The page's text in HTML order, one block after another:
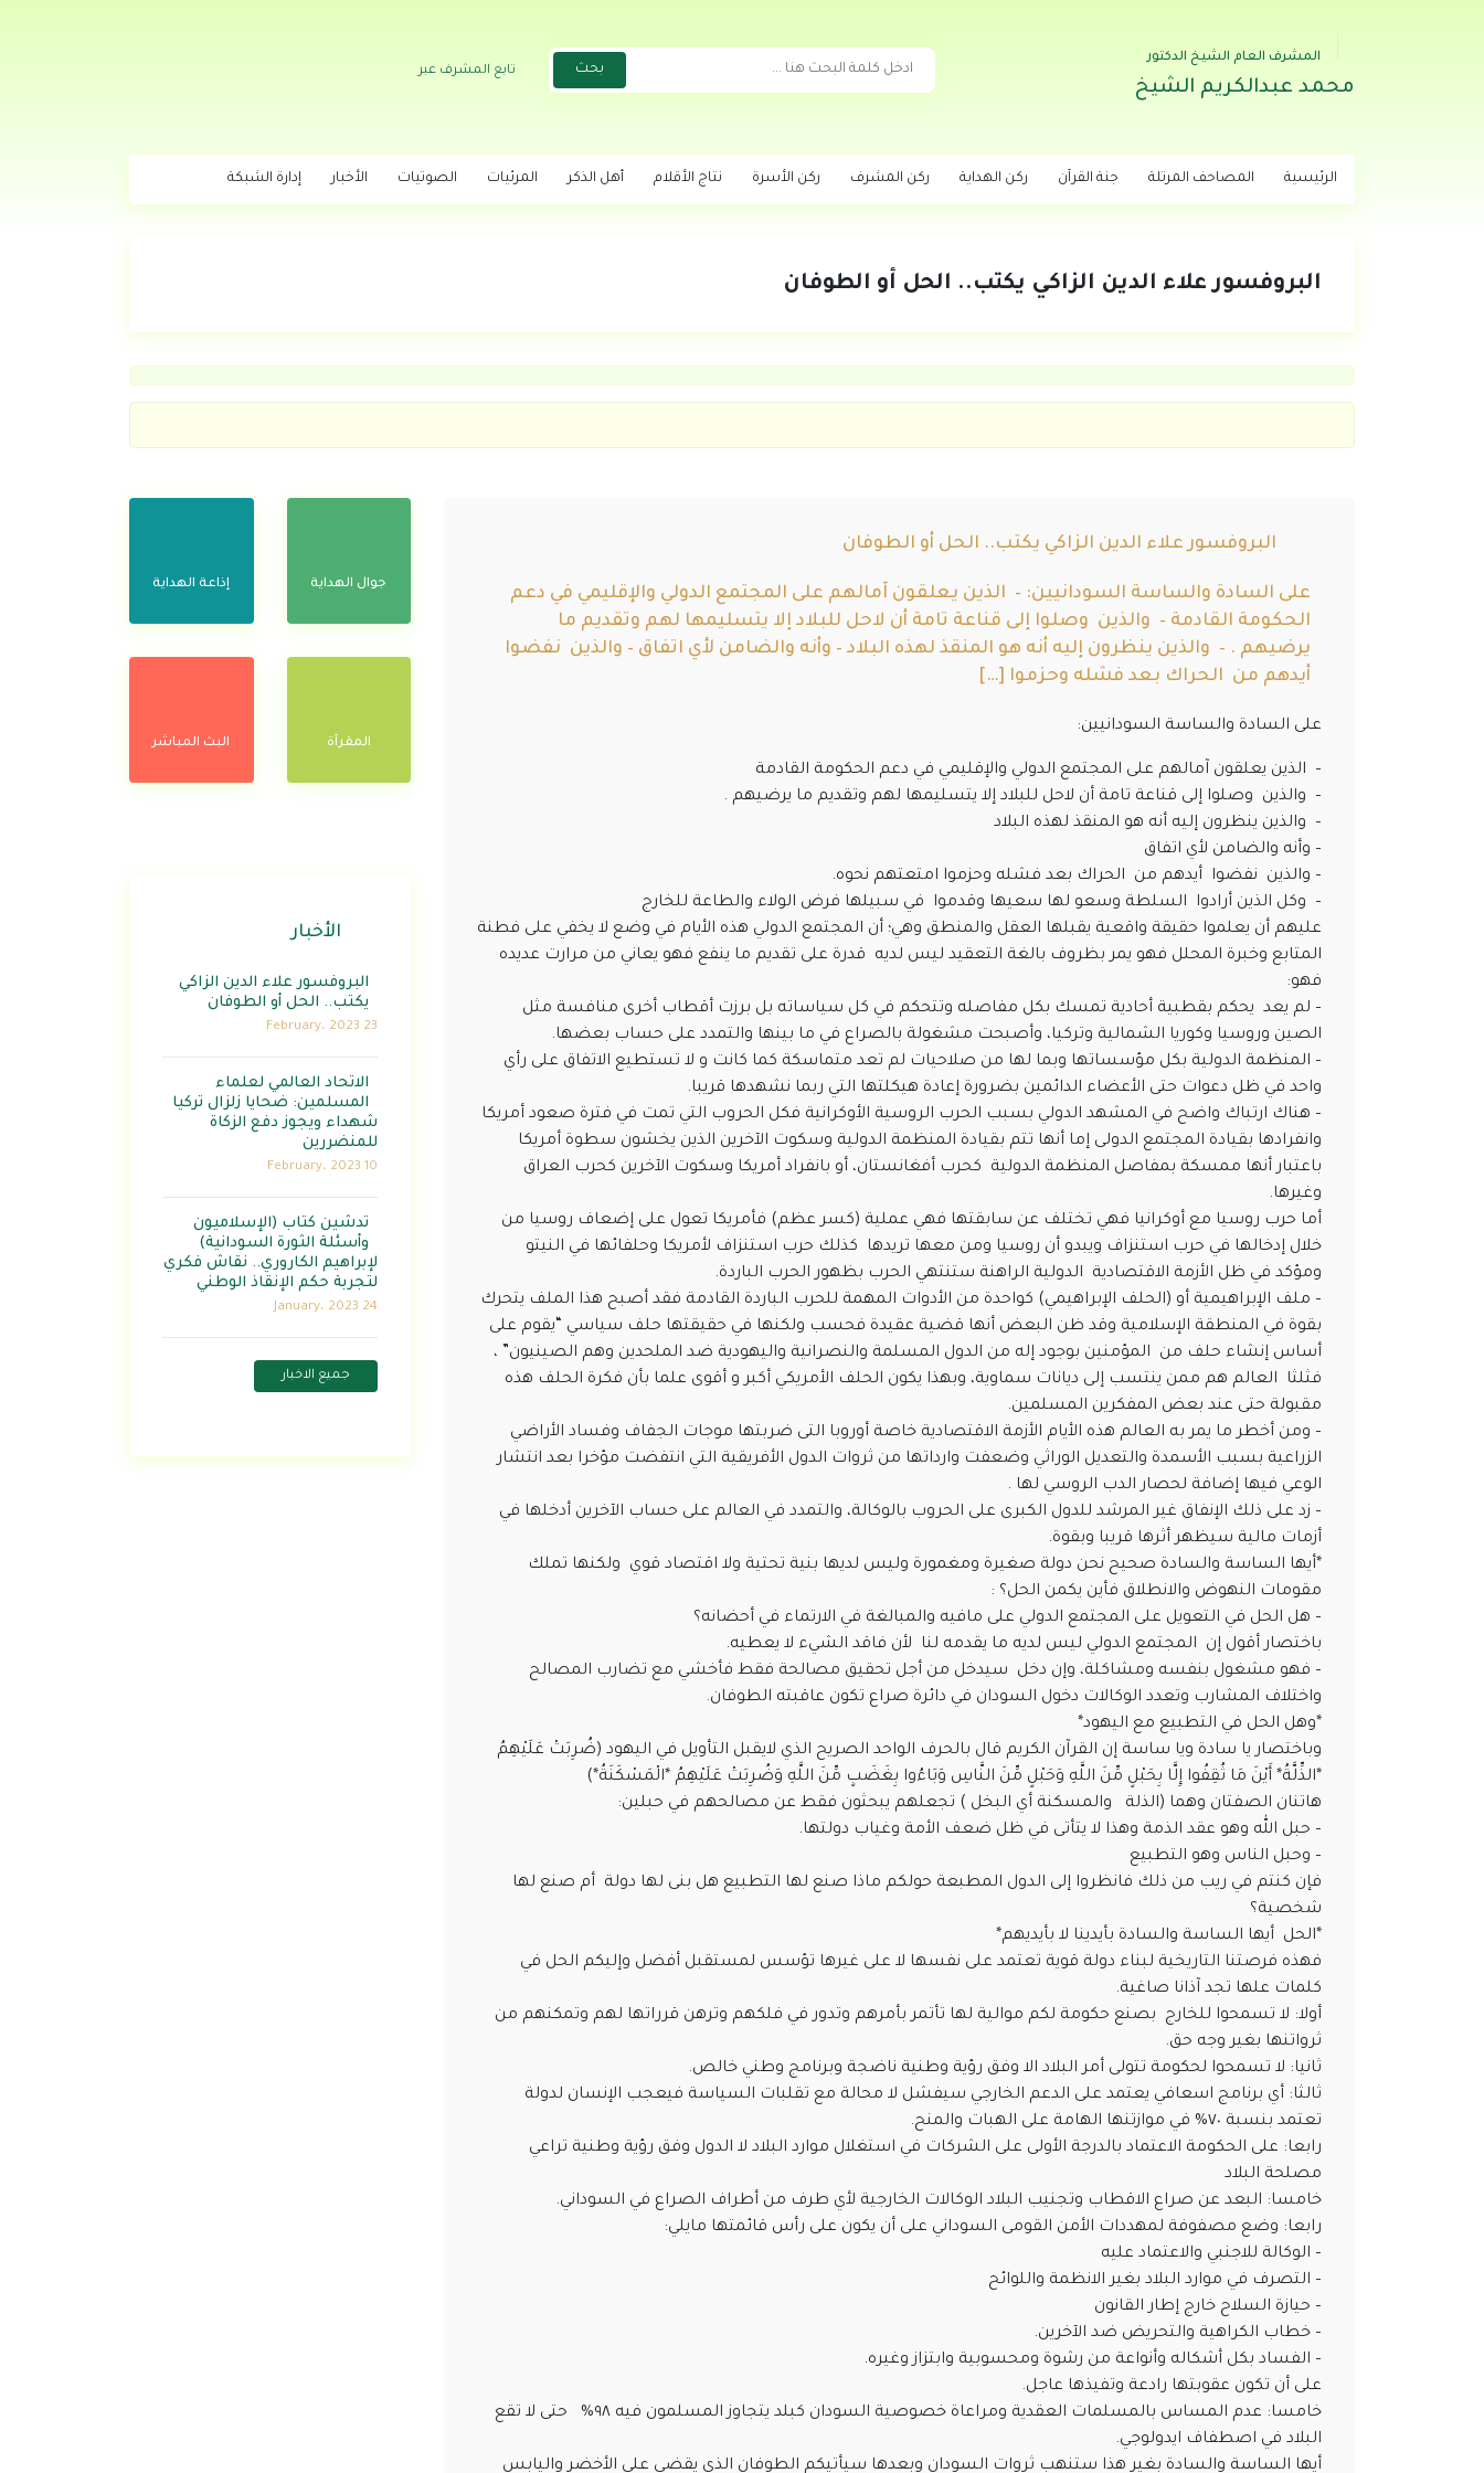
المشرف العام الشيخ الدكتور
محمد عبدالكريم الشيخ
تابع المشرف عبر
الرئيسية المصاحف المرتلة جنة القرآن ركن الهداية ركن المشرف ركن الأسرة نتاج الأقلام أهل الذكر المرئيات الصوتيات الأخبار إدارة الشبكة
البروفسور علاء الدين الزاكي يكتب.. الحل أو الطوفان
البروفسور علاء الدين الزاكي يكتب.. الحل أو الطوفان
على السادة والساسة السودانيين: – الذين يعلقون آمالهم على المجتمع الدولي والإقليمي في دعم
الحكومة القادمة – والذين وصلوا إلى قناعة تامة أن لاحل للبلاد إلا يتسليمها لهم وتقديم ما
يرضيهم . – والذين ينظرون إليه أنه هو المنقذ لهذه البلاد – وأنه والضامن لأي اتفاق – والذين نفضوا
أيدهم من الحراك بعد فشله وحزموا […]
على السادة والساسة السودانيين:
– الذين يعلقون آمالهم على المجتمع الدولي والإقليمي في دعم الحكومة القادمة
– والذين وصلوا إلى قناعة تامة أن لاحل للبلاد إلا يتسليمها لهم وتقديم ما يرضيهم .
– والذين ينظرون إليه أنه هو المنقذ لهذه البلاد
– وأنه والضامن لأي اتفاق
– والذين نفضوا أيدهم من الحراك بعد فشله وحزموا امتعتهم نحوه.
– وكل الذين أرادوا السلطة وسعو لها سعيها وقدموا في سبيلها فرض الولاء والطاعة للخارج
عليهم أن يعلموا حقيقة واقعية يقبلها العقل والمنطق وهي؛ أن المجتمع الدولي هذه الأيام في وضع لا يخفي على فطنة
المتابع وخبرة المحلل فهو يمر بظروف بالغة التعقيد ليس لديه قدرة على تقديم ما ينفع فهو يعاني من مرارت عديده
فهو:
– لم يعد يحكم بقطبية أحادية تمسك بكل مفاصله وتتحكم في كل سياساته بل برزت أقطاب أخرى منافسة مثل
الصين وروسيا وكوريا الشمالية وتركيا، وأصبحت مشغولة بالصراع في ما بينها والتمدد على حساب بعضها.
– المنظمة الدولية بكل مؤسساتها وبما لها من صلاحيات لم تعد متماسكة كما كانت و لا تستطيع الاتفاق على رأي
واحد في ظل دعوات حتى الأعضاء الدائمين بضرورة إعادة هيكلتها التي ربما نشهدها قريبا.
– هناك ارتباك واضح في المشهد الدولي بسبب الحرب الروسية الأوكرانية فكل الحروب التي تمت في فترة صعود أمريكا
وانفرادها بقيادة المجتمع الدولى إما أنها تتم بقيادة المنظمة الدولية وسكوت الآخرين الذين يخشون سطوة أمريكا
باعتبار أنها ممسكة بمفاصل المنظمة الدولية كحرب أفغانستان، أو بانفراد أمريكا وسكوت الآخرين كحرب العراق
وغيرها.
أما حرب روسيا مع أوكرانيا فهي تختلف عن سابقتها فهي عملية (كسر عظم) فأمريكا تعول على إضعاف روسيا من
خلال إدخالها في حرب استنزاف ويبدو أن روسيا ومن معها تريدها كذلك حرب استنزاف لأمريكا وحلفائها في النيتو
ومؤكد في ظل الأزمة الاقتصادية الدولية الراهنة ستنتهي الحرب بظهور الحرب الباردة.
– ملف الإبراهيمية أو (الحلف الإبراهيمي) كواحدة من الأدوات المهمة للحرب الباردة القادمة فقد أصبح هذا الملف يتحرك
بقوة في المنطقة الإسلامية وقد ظن البعض أنها قضية عقيدة فحسب ولكنها في حقيقتها حلف سياسي “يقوم على
أساس إنشاء حلف من المؤمنين بوجود إله من الدول المسلمة والنصرانية واليهودية ضد الملحدين وهم الصينيون” ،
فثلثا العالم هم ممن ينتسب إلى ديانات سماوية، وبهذا يكون الحلف الأمريكي أكبر و أقوى علما بأن فكرة الحلف هذه
مقبولة حتى عند بعض المفكرين المسلمين.
– ومن أخطر ما يمر به العالم هذه الأيام الأزمة الاقتصادية خاصة أوروبا التى ضربتها موجات الجفاف وفساد الأراضي
الزراعية بسبب الأسمدة والتعديل الوراثي وضعفت وارداتها من ثروات الدول الأفريقية التي انتفضت مؤخرا بعد انتشار
الوعي فيها إضافة لحصار الدب الروسي لها .
– زد على ذلك الإنفاق غير المرشد للدول الكبرى على الحروب بالوكالة، والتمدد في العالم على حساب الآخرين أدخلها في
أزمات مالية سيظهر أثرها قريبا وبقوة.
*أيها الساسة والسادة صحيح نحن دولة صغيرة ومغمورة وليس لديها بنية تحتية ولا اقتصاد قوي ولكنها تملك
مقومات النهوض والانطلاق فأين يكمن الحل؟ :
– هل الحل في التعويل على المجتمع الدولي على مافيه والمبالغة في الارتماء في أحضانه؟
باختصار أقول إن المجتمع الدولي ليس لديه ما يقدمه لنا لأن فاقد الشيء لا يعطيه.
– فهو مشغول بنفسه ومشاكلة، وإن دخل سيدخل من أجل تحقيق مصالحة فقط فأخشي مع تضارب المصالح
واختلاف المشارب وتعدد الوكالات دخول السودان في دائرة صراع تكون عاقبته الطوفان.
*وهل الحل في التطبيع مع اليهود*
وباختصار يا سادة ويا ساسة إن القرآن الكريم قال بالحرف الواحد الصريح الذي لايقبل التأويل في اليهود (ضُرِبَتْ عَلَيْهِمُ
*الذِّلَّةُ* أَيْنَ مَا ثُقِفُوا إِلَّا بِحَبْلٍ مِّنَ اللَّهِ وَحَبْلٍ مِّنَ النَّاسِ وَبَاءُوا بِغَضَبٍ مِّنَ اللَّهِ وَضُرِبَتْ عَلَيْهِمُ *الْمَسْكَنَةُ*)
هاتنان الصفتان وهما (الذلة والمسكنة أي البخل ) تجعلهم يبحثون فقط عن مصالحهم في حبلين:
– حبل الله وهو عقد الذمة وهذا لا يتأتى في ظل ضعف الأمة وغياب دولتها.
– وحبل الناس وهو التطبيع
فإن كنتم في ريب من ذلك فانظروا إلى الدول المطبعة حولكم ماذا صنع لها التطبيع هل بنى لها دولة أم صنع لها
شخصية؟
*الحل أيها الساسة والسادة بأيدينا لا بأيديهم*
فهذه فرصتنا التاريخية لبناء دولة قوية تعتمد على نفسها لا على غيرها تؤسس لمستقبل أفضل وإليكم الحل في
كلمات علها تجد آذانا صاغية.
أولا: لا تسمحوا للخارج بصنع حكومة لكم موالية لها تأتمر بأمرهم وتدور في فلكهم وترهن قرراتها لهم وتمكنهم من
ثرواتنها بغير وجه حق.
ثانيا: لا تسمحوا لحكومة تتولى أمر البلاد الا وفق رؤية وطنية ناضجة وبرنامج وطني خالص.
ثالثا: أي برنامج اسعافي يعتمد على الدعم الخارجي سيفشل لا محالة مع تقلبات السياسة فيعجب الإنسان لدولة
تعتمد بنسبة ٧٠% في موازتنها الهامة على الهبات والمنح.
رابعا: على الحكومة الاعتماد بالدرجة الأولى على الشركات في استغلال موارد البلاد لا الدول وفق رؤية وطنية تراعي
مصلحة البلاد
خامسا: البعد عن صراع الاقطاب وتجنيب البلاد الوكالات الخارجية لأي طرف من أطراف الصراع في السوداني.
رابعا: وضع مصفوفة لمهددات الأمن القومى السوداني على أن يكون على رأس قائمتها مايلي:
– الوكالة للاجنبي والاعتماد عليه
– التصرف في موارد البلاد بغير الانظمة واللوائح
– حيازة السلاح خارج إطار القانون
– خطاب الكراهية والتحريض ضد الآخرين.
– الفساد بكل أشكاله وأنواعة من رشوة ومحسوبية وابتزاز وغيره.
على أن تكون عقوبتها رادعة وتفيذها عاجل.
خامسا: عدم المساس بالمسلمات العقدية ومراعاة خصوصية السودان كبلد يتجاوز المسلمون فيه ٩٨% حتى لا تقع
البلاد في اصطفاف ايدولوجي.
أيها الساسة والسادة بغير هذا ستنهب ثروات السودان وبعدها سيأتيكم الطوفان الذي يقضى على الأخضر واليابس
جوال الهداية إذاعة الهداية
المقرآة البث المباشر
الأخبار
البروفسور علاء الدين الزاكي
يكتب.. الحل أو الطوفان
23 February، 2023
الاتحاد العالمي لعلماء
المسلمين: ضحايا زلزال تركيا
شهداء ويجوز دفع الزكاة
للمنضررين
10 February، 2023
تدشين كتاب (الإسلاميون
وأسئلة الثورة السودانية)
لإبراهيم الكاروري.. نقاش فكري
لتجربة حكم الإنقاذ الوطني
24 January، 2023
جميع الاخبار